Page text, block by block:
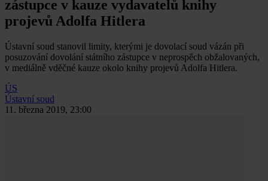
zástupce v kauze vydavatelů knihy
projevů Adolfa Hitlera
Ústavní soud stanovil limity, kterými je dovolací soud vázán při
posuzování dovolání státního zástupce v neprospěch obžalovaných,
v mediálně vděčné kauze okolo knihy projevů Adolfa Hitlera.
ÚS
Ústavní soud
11. března 2019, 23:00